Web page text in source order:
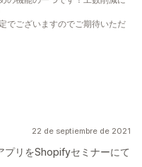
でございますのでご期待いただ
22 de septiembre de 2021
プリをShopifyセミナーにて